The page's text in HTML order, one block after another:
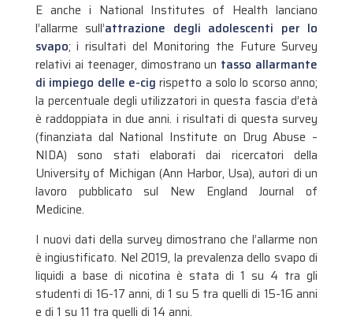
E anche i National Institutes of Health lanciano
l’allarme sull’attrazione degli adolescenti per lo
svapo; i risultati del Monitoring the Future Survey
relativi ai teenager, dimostrano un tasso allarmante
di impiego delle e-cig rispetto a solo lo scorso anno;
la percentuale degli utilizzatori in questa fascia d’età
è raddoppiata in due anni. i risultati di questa survey
(finanziata dal National Institute on Drug Abuse –
NIDA) sono stati elaborati dai ricercatori della
University of Michigan (Ann Harbor, Usa), autori di un
lavoro pubblicato sul New England Journal of
Medicine.
I nuovi dati della survey dimostrano che l’allarme non
è ingiustificato. Nel 2019, la prevalenza dello svapo di
liquidi a base di nicotina è stata di 1 su 4 tra gli
studenti di 16-17 anni, di 1 su 5 tra quelli di 15-16 anni
e di 1 su 11 tra quelli di 14 anni.